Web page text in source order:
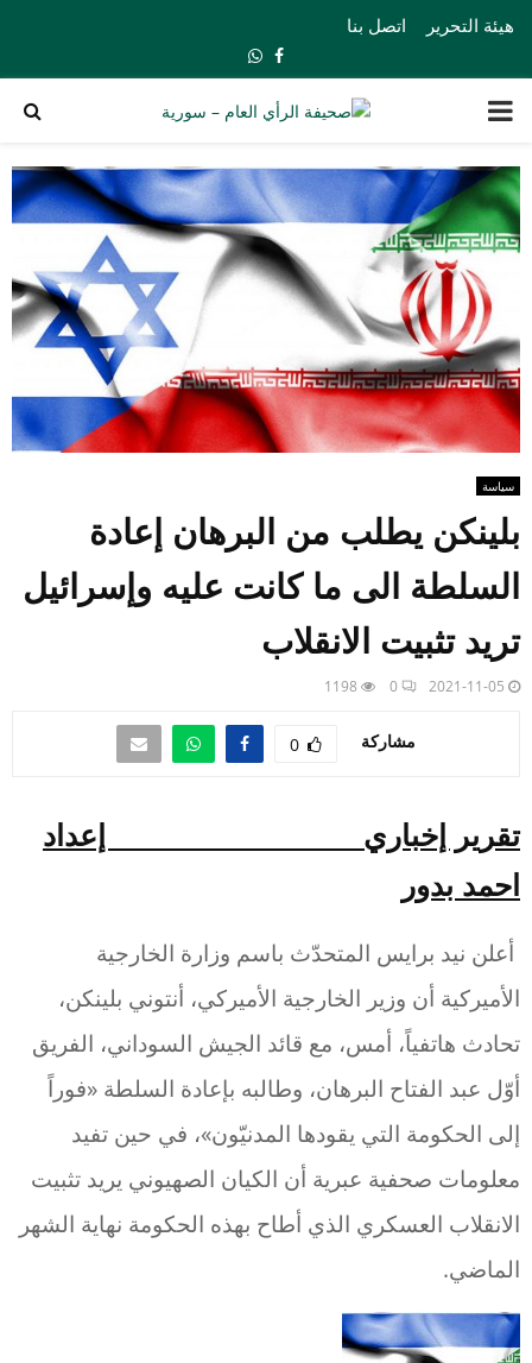
هيئة التحرير اتصل بنا
Facebook
Whatsapp
PRIMARY
MENU
سياسة
بلينكن يطلب من البرهان إعادة
السلطة الى ما كانت عليه وإسرائيل
تريد تثبيت الانقلاب
2021-11-05
0
1198
مشاركة 0
تقرير إخباري إعداد
احمد بدور
أعلن نيد برايس المتحدّث باسم وزارة الخارجية
الأميركية أن وزير الخارجية الأميركي، أنتوني بلينكن،
تحادث هاتفياً، أمس، مع قائد الجيش السوداني، الفريق
أوّل عبد الفتاح البرهان، وطالبه بإعادة السلطة «فوراً
إلى الحكومة التي يقودها المدنيّون»، في حين تفيد
معلومات صحفية عبرية أن الكيان الصهيوني يريد تثبيت
الانقلاب العسكري الذي أطاح بهذه الحكومة نهاية الشهر
الماضي.